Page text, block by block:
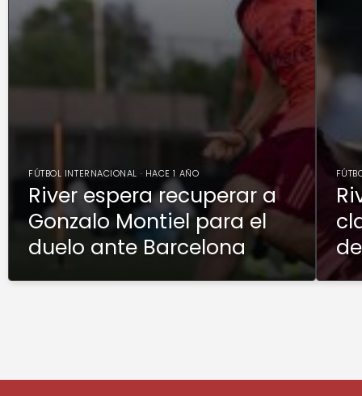
FÚTBOL INTERNACIONAL · HACE 1 AÑO
River espera recuperar a
Gonzalo Montiel para el
duelo ante Barcelona